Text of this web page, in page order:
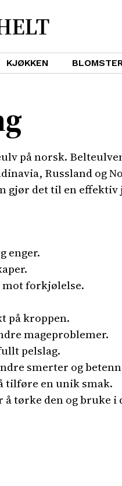
KJØKKEN
på norsk.
Russland og
gjør det til en
enger.
mot forkjølelse.
på kroppen.
mageproblemer.
pelslag.
smerter og
tilføre en unik smak.
tørke den og bruke i